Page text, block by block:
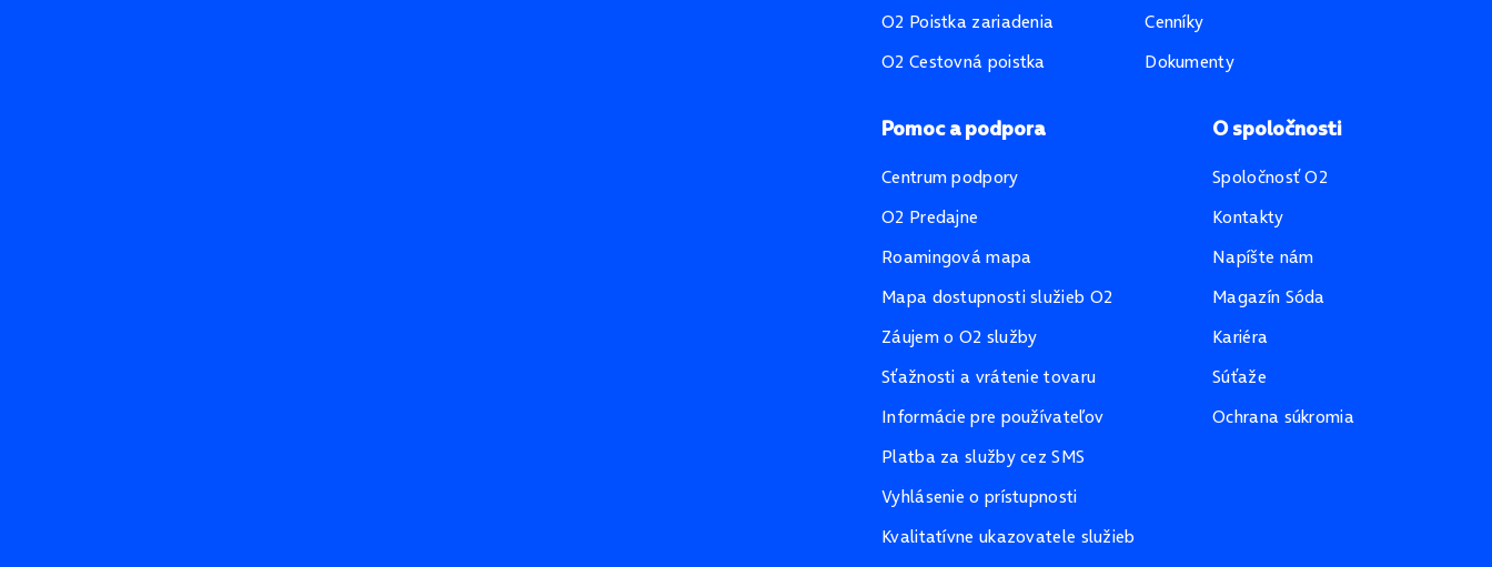
O2 Poistka zariadenia
O2 Cestovná poistka
Cenníky
Dokumenty
Pomoc a podpora
Centrum podpory
O2 Predajne
Roamingová mapa
Mapa dostupnosti služieb O2
Záujem o O2 služby
Sťažnosti a vrátenie tovaru
Informácie pre používateľov
Platba za služby cez SMS
Vyhlásenie o prístupnosti
Kvalitatívne ukazovatele služieb
O spoločnosti
Spoločnosť O2
Kontakty
Napíšte nám
Magazín Sóda
Kariéra
Súťaže
Ochrana súkromia